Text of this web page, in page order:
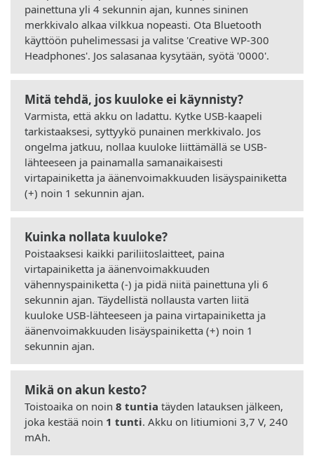
painettuna yli 4 sekunnin ajan, kunnes sininen
merkkivalo alkaa vilkkua nopeasti. Ota Bluetooth
käyttöön puhelimessasi ja valitse 'Creative WP-300
Headphones'. Jos salasanaa kysytään, syötä '0000'.
Mitä tehdä, jos kuuloke ei käynnisty?
Varmista, että akku on ladattu. Kytke USB-kaapeli
tarkistaaksesi, syttyykö punainen merkkivalo. Jos
ongelma jatkuu, nollaa kuuloke liittämällä se USB-
lähteeseen ja painamalla samanaikaisesti
virtapainiketta ja äänenvoimakkuuden lisäyspainiketta
(+) noin 1 sekunnin ajan.
Kuinka nollata kuuloke?
Poistaaksesi kaikki pariliitoslaitteet, paina
virtapainiketta ja äänenvoimakkuuden
vähennyspainiketta (-) ja pidä niitä painettuna yli 6
sekunnin ajan. Täydellistä nollausta varten liitä
kuuloke USB-lähteeseen ja paina virtapainiketta ja
äänenvoimakkuuden lisäyspainiketta (+) noin 1
sekunnin ajan.
Mikä on akun kesto?
Toistoaika on noin 8 tuntia täyden latauksen jälkeen,
joka kestää noin 1 tunti. Akku on litiumioni 3,7 V, 240
mAh.